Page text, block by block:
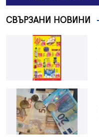
СВЪРЗАНИ НОВИНИ